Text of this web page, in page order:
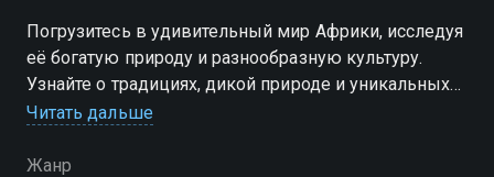
Погрузитесь в удивительный мир Африки, исследуя
её богатую природу и разнообразную культуру.
Узнайте о традициях, дикой природе и уникальных
ландшафтах континента
Читать дальше
Жанр